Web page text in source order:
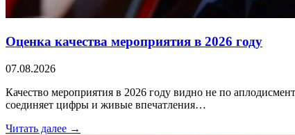
Оценка качества мероприятия в 2026 году
07.08.2026
Качество мероприятия в 2026 году видно не по
соединяет цифры и живые впечатления…
Читать далее →